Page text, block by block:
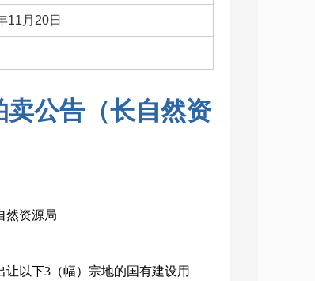
11月20日
公告（长自然资
然资源局
以下3（幅）宗地的国有建设用